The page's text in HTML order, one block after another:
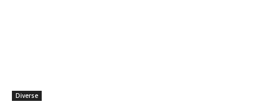
Diverse